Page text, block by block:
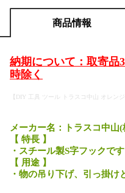
商品情報
納期について：取寄
時除く
【DIY 工具 ツール トラスコ中山 オレン
メーカー名：トラスコ中山(
【 特長 】
・スチール製S字フックです
【 用途 】
・物の吊り下げ、引っ掛け